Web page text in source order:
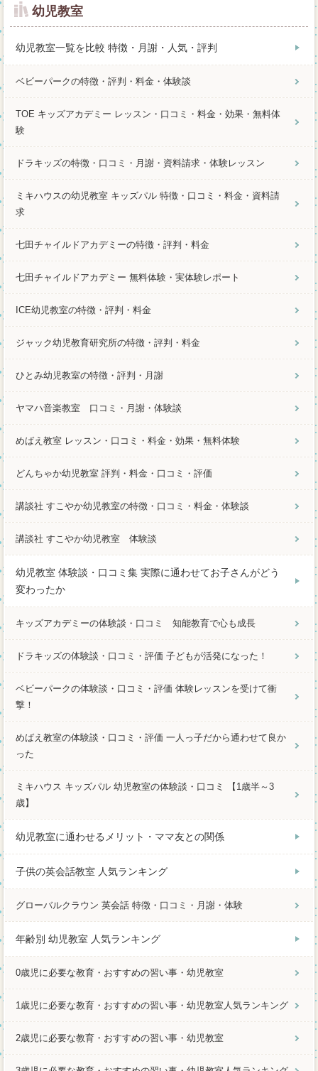
幼児教室
幼児教室一覧を比較 特徴・月謝・人気・評判
ベビーパークの特徴・評判・料金・体験談
TOE キッズアカデミー レッスン・口コミ・料金・効果・無料体
験
ドラキッズの特徴・口コミ・月謝・資料請求・体験レッスン
ミキハウスの幼児教室 キッズパル 特徴・口コミ・料金・資料請
求
七田チャイルドアカデミーの特徴・評判・料金
七田チャイルドアカデミー 無料体験・実体験レポート
ICE幼児教室の特徴・評判・料金
ジャック幼児教育研究所の特徴・評判・料金
ひとみ幼児教室の特徴・評判・月謝
ヤマハ音楽教室 口コミ・月謝・体験談
めばえ教室 レッスン・口コミ・料金・効果・無料体験
どんちゃか幼児教室 評判・料金・口コミ・評価
講談社 すこやか幼児教室の特徴・口コミ・料金・体験談
講談社 すこやか幼児教室 体験談
幼児教室 体験談・口コミ集 実際に通わせてお子さんがどう
変わったか
キッズアカデミーの体験談・口コミ 知能教育で心も成長
ドラキッズの体験談・口コミ・評価 子どもが活発になった！
ベビーパークの体験談・口コミ・評価 体験レッスンを受けて衝
撃！
めばえ教室の体験談・口コミ・評価 一人っ子だから通わせて良か
った
ミキハウス キッズパル 幼児教室の体験談・口コミ 【1歳半～3
歳】
幼児教室に通わせるメリット・ママ友との関係
子供の英会話教室 人気ランキング
グローバルクラウン 英会話 特徴・口コミ・月謝・体験
年齢別 幼児教室 人気ランキング
0歳児に必要な教育・おすすめの習い事・幼児教室
1歳児に必要な教育・おすすめの習い事・幼児教室人気ランキング
2歳児に必要な教育・おすすめの習い事・幼児教室